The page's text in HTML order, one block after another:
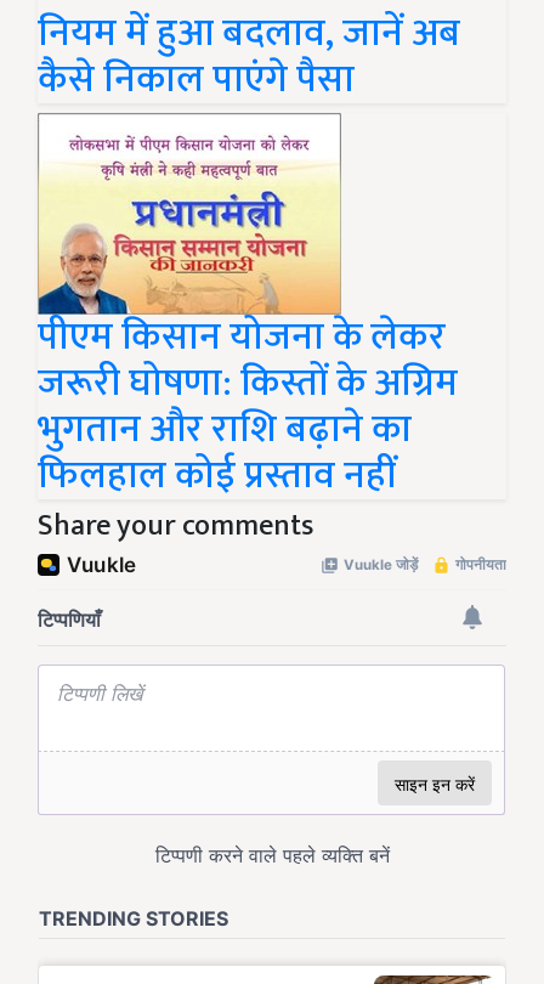
नियम में हुआ बदलाव, जानें अब
कैसे निकाल पाएंगे पैसा
पीएम किसान योजना के लेकर
जरूरी घोषणा: किस्तों के अग्रिम
भुगतान और राशि बढ़ाने का
फिलहाल कोई प्रस्ताव नहीं
Share your comments